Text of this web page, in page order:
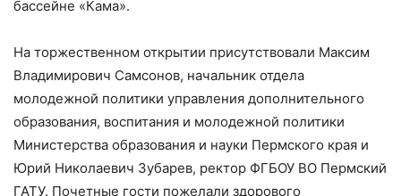
бассейне «Кама».
На торжественном открытии присутствовали Максим
Владимирович Самсонов, начальник отдела
молодежной политики управления дополнительного
образования, воспитания и молодежной политики
Министерства образования и науки Пермского края и
Юрий Николаевич Зубарев, ректор ФГБОУ ВО Пермский
ГАТУ. Почетные гости пожелали здорового